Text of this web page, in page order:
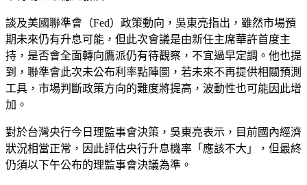
談及美國聯準會（Fed）政策動向，吳東亮指出，雖然市場預
期未來仍有升息可能，但此次會議是由新任主席華許首度主
持，是否會全面轉向鷹派仍有待觀察，不宜過早定調。他也提
到，聯準會此次未公布利率點陣圖，若未來不再提供相關預測
工具，市場判斷政策方向的難度將提高，波動性也可能因此增
加。
對於台灣央行今日理監事會決策，吳東亮表示，目前國內經濟
狀況相當正常，因此評估央行升息機率「應該不大」，但最終
仍須以下午公布的理監事會決議為準。